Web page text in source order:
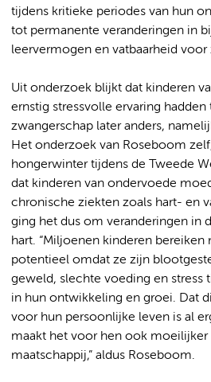
tijdens kritieke periodes van hun
tot permanente veranderingen in
leervermogen en vatbaarheid voor
Uit onderzoek blijkt dat kinderen
ernstig stressvolle ervaring hadden
zwangerschap later anders,
Het onderzoek van Roseboom
hongerwinter tijdens de Tweede
dat kinderen van ondervoede
chronische ziekten zoals hart- en
ging het dus om veranderingen in
hart. “Miljoenen kinderen
potentieel omdat ze zijn
geweld, slechte voeding en stress
in hun ontwikkeling en groei. Dat
voor hun persoonlijke leven is al
maakt het voor hen ook moeilijker
maatschappij,” aldus Roseboom.